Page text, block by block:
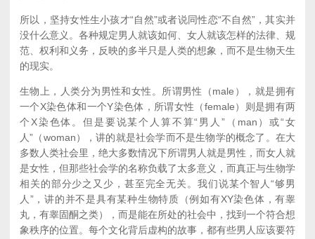
所以，坚持女性生小孩才“自然”或者说同性恋“不自然”，其实并
没什么意义。各种规定男人就该如何、女人就该怎样的法律、规
范、权利和义务，反映的多半只是人类的想象，而不是生物天生
的现实。
生物上，人类分为男性和女性。所谓男性（male），就是拥有
一个X染色体和一个Y染色体，所谓女性（female）则是拥有两
个X染色体。但是要说某个人算不算“男人”（man）或“女
人”（woman），讲的就是社会学而不是生物学的概念了。在大
多数人类社会里，绝大多数情况下所谓男人就是男性，而女人就
是女性，但那些社会学的名称负载了太多意义，而真正与生物学
相关的部分少之又少，甚至完全无关。我们说某个智人“够男
人”，讲的并不是具有某种生物特质（例如有XY染色体，有睾
丸，有睾固酮之类），而是能在所处的社会中，找到一个符合想
象秩序的位置。每个文化背后虚构的故事，都有些男人应该要符